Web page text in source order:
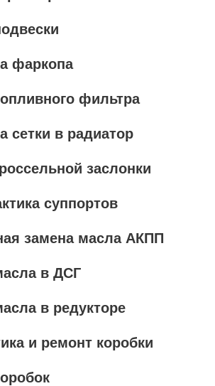
фаркопа
фильтра
сетки в радиатор
заслонки
суппортов
замена масла АКПП
в ДСГ
в редукторе
и ремонт коробки